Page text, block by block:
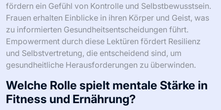
fördern ein Gefühl von Kontrolle und Selbstbewusstsein.
Frauen erhalten Einblicke in ihren Körper und Geist, was
zu informierten Gesundheitsentscheidungen führt.
Empowerment durch diese Lektüren fördert Resilienz
und Selbstvertretung, die entscheidend sind, um
gesundheitliche Herausforderungen zu überwinden.
Welche Rolle spielt mentale Stärke in
Fitness und Ernährung?